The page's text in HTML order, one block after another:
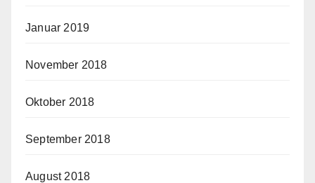
Januar 2019
November 2018
Oktober 2018
September 2018
August 2018